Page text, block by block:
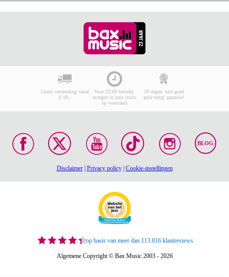
Gratis verzending vanaf
€ 99,-
Voor 23:00 besteld,
morgen in huis (mits
op voorraad)
30 dagen 'niet goed
geld terug' garantie!
BLOG
Disclaimer| Privacy policy| Cookie-instellingen
op basis van meer dan 113.816 klantreviews
Algemene Copyright © Bax Music 2003 - 2026